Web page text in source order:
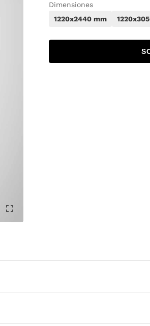
Dimensiones
1220x2440 mm